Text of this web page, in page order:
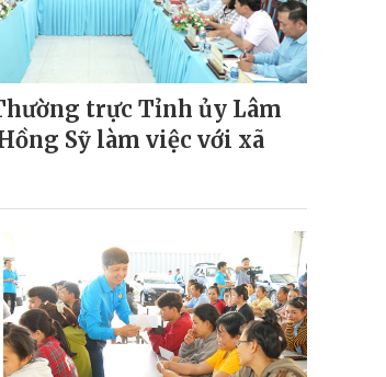
trực Tỉnh ủy Lâm
Sỹ làm việc với xã